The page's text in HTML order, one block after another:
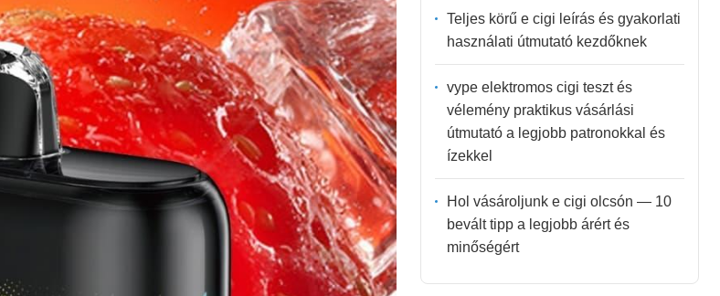
Teljes körű e cigi leírás és gyakorlati
használati útmutató kezdőknek
vype elektromos cigi teszt és
vélemény praktikus vásárlási
útmutató a legjobb patronokkal és
ízekkel
Hol vásároljunk e cigi olcsón — 10
bevált tipp a legjobb árért és
minőségért